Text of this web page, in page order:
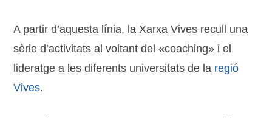
A partir d’aquesta línia, la Xarxa Vives recull una
sèrie d’activitats al voltant del «coaching» i el
lideratge a les diferents universitats de la regió
Vives.